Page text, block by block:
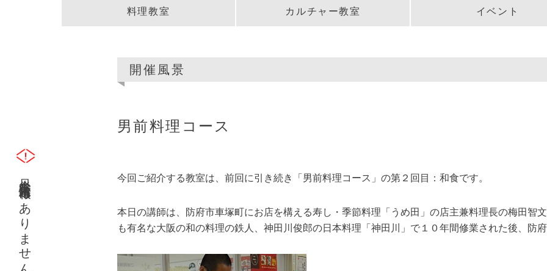
只今災害緊急情報はありません
料理教室 カルチャー教室 イベント
開催風景
男前料理コース
今回ご紹介する教室は、前回に引き続き「男前料理コース」の第２回目：和食です。
本日の講師は、防府市車塚町にお店を構える寿し・季節料理「うめ田」の店主兼料理長の梅田智
も有名な大阪の和の料理の鉄人、神田川俊郎の日本料理「神田川」で１０年間修業された後、防